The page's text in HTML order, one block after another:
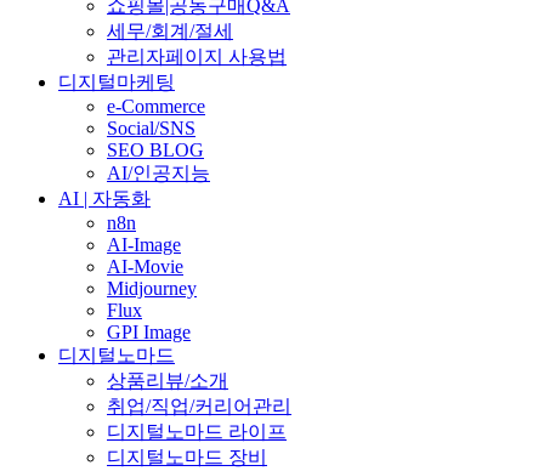
쇼핑몰|공동구매Q&A
세무/회계/절세
관리자페이지 사용법
디지털마케팅
e-Commerce
Social/SNS
SEO BLOG
AI/인공지능
AI | 자동화
n8n
AI-Image
AI-Movie
Midjourney
Flux
GPI Image
디지털노마드
상품리뷰/소개
취업/직업/커리어관리
디지털노마드 라이프
디지털노마드 장비